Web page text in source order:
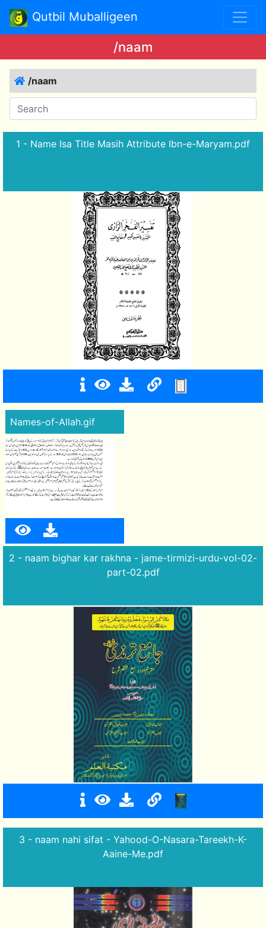
Qutbil Muballigeen
/naam
/naam
1 - Name Isa Title Masih Attribute Ibn-e-Maryam.pdf
Names-of-Allah.gif
2 - naam bighar kar rakhna - jame-tirmizi-urdu-vol-02-
part-02.pdf
3 - naam nahi sifat - Yahood-O-Nasara-Tareekh-K-
Aaine-Me.pdf